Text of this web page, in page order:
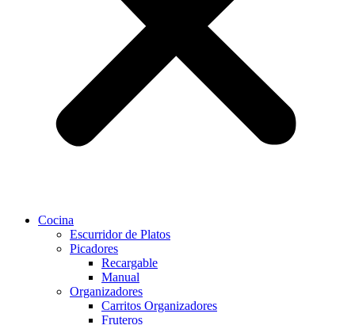
Cocina
Escurridor de Platos
Picadores
Recargable
Manual
Organizadores
Carritos Organizadores
Fruteros